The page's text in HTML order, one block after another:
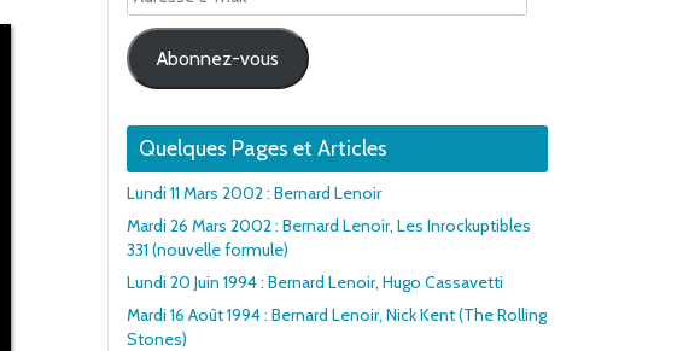
e-
mail
Abonnez-vous
Quelques Pages et Articles
Lundi 11 Mars 2002 : Bernard Lenoir
Mardi 26 Mars 2002 : Bernard Lenoir, Les Inrockuptibles
331 (nouvelle formule)
Lundi 20 Juin 1994 : Bernard Lenoir, Hugo Cassavetti
Mardi 16 Août 1994 : Bernard Lenoir, Nick Kent (The Rolling
Stones)